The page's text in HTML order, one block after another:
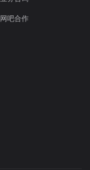
网吧合作